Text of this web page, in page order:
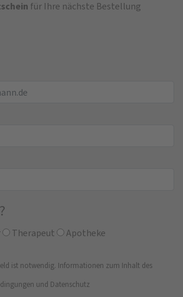
für Ihre nächste Bestellung
Therapeut Apotheke
ist notwendig. Informationen zum Inhalt des
und Datenschutz